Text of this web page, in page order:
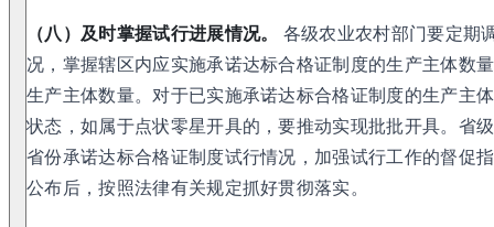
（八）及时掌握试行进展情况。
各级农业农村部门要定期
况，掌握辖区内应实施承诺达标合格证制度的生产主体数
生产主体数量。对于已实施承诺达标合格证制度的生产主
状态，如属于点状零星开具的，要推动实现批批开具。省
省份承诺达标合格证制度试行情况，加强试行工作的督促
公布后，按照法律有关规定抓好贯彻落实。